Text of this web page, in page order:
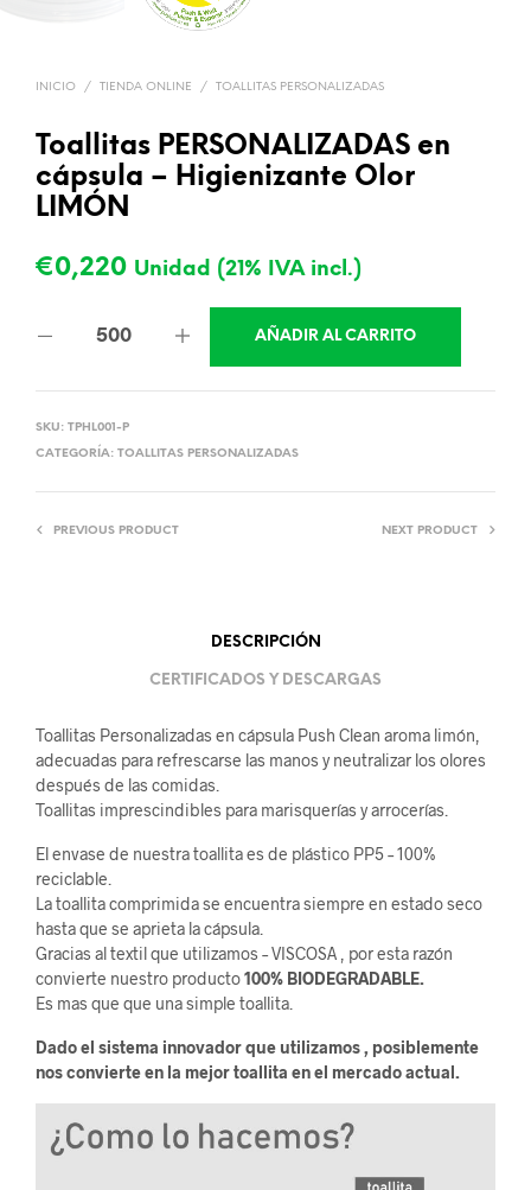
INICIO / TIENDA ONLINE / TOALLITAS PERSONALIZADAS
Toallitas PERSONALIZADAS en
cápsula – Higienizante Olor
LIMÓN
€0,220 Unidad (21% IVA incl.)
AÑADIR AL CARRITO
SKU: TPHL001-P
CATEGORÍA: TOALLITAS PERSONALIZADAS
PREVIOUS PRODUCT NEXT PRODUCT
DESCRIPCIÓN
CERTIFICADOS Y DESCARGAS
Toallitas Personalizadas en cápsula Push Clean aroma limón,
adecuadas para refrescarse las manos y neutralizar los olores
después de las comidas.
Toallitas imprescindibles para marisquerías y arrocerías.
El envase de nuestra toallita es de plástico PP5 – 100%
reciclable.
La toallita comprimida se encuentra siempre en estado seco
hasta que se aprieta la cápsula.
Gracias al textil que utilizamos – VISCOSA , por esta razón
convierte nuestro producto100% BIODEGRADABLE.
Es mas que que una simple toallita.
Dado el sistema innovador que utilizamos , posiblemente
nos convierte en la mejor toallita en el mercado actual.